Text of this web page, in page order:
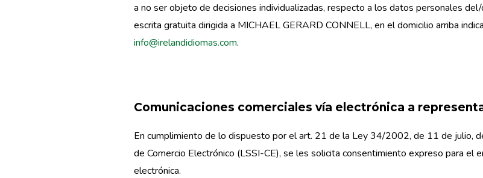
a no ser objeto de decisiones individualizadas, respecto a los datos personales
escrita gratuita dirigida a MICHAEL GERARD CONNELL, en el domicilio arriba
info@irelandidiomas.com.
Comunicaciones comerciales vía electrónica a
En cumplimiento de lo dispuesto por el art. 21 de la Ley 34/2002, de 11 de julio,
de Comercio Electrónico (LSSI-CE), se les solicita consentimiento expreso para el
electrónica.